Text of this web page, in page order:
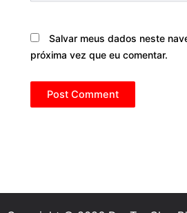
Salvar meus dados neste
próxima vez que eu comentar.